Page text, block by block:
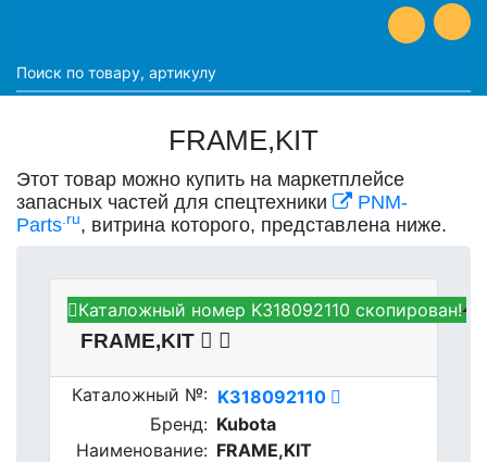
FRAME,KIT
Этот товар можно купить на маркетплейсе
запасных частей для спецтехники
PNM-
Parts.ru, витрина которого, представлена ниже.
Kubota K318092110 -
FRAME,KIT
Каталожный №: K318092110
Бренд: Kubota
Наименование: FRAME,KIT
Каталожный номер K318092110 скопирован!